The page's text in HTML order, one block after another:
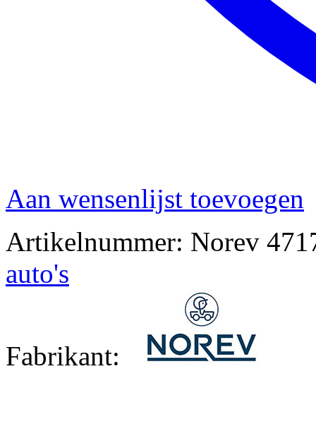
Aan wensenlijst toevoegen
Artikelnummer: Norev
auto's
Fabrikant: